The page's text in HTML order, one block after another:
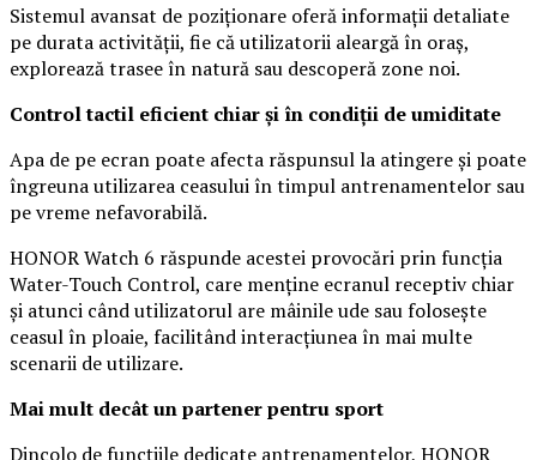
Sistemul avansat de poziționare oferă informații detaliate
pe durata activității, fie că utilizatorii aleargă în oraș,
explorează trasee în natură sau descoperă zone noi.
Control tactil eficient chiar și în condiții de umiditate
Apa de pe ecran poate afecta răspunsul la atingere și poate
îngreuna utilizarea ceasului în timpul antrenamentelor sau
pe vreme nefavorabilă.
HONOR Watch 6 răspunde acestei provocări prin funcția
Water-Touch Control, care menține ecranul receptiv chiar
și atunci când utilizatorul are mâinile ude sau folosește
ceasul în ploaie, facilitând interacțiunea în mai multe
scenarii de utilizare.
Mai mult decât un partener pentru sport
Dincolo de funcțiile dedicate antrenamentelor, HONOR